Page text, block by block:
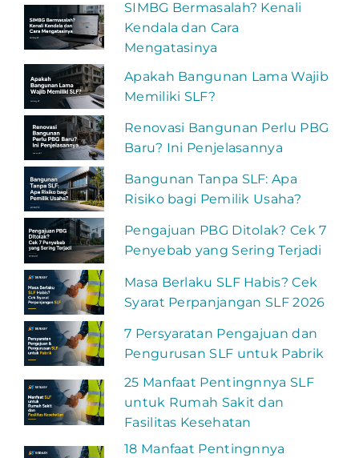
SIMBG Bermasalah? Kenali
Kendala dan Cara
Mengatasinya
Apakah Bangunan Lama Wajib
Memiliki SLF?
Renovasi Bangunan Perlu PBG
Baru? Ini Penjelasannya
Bangunan Tanpa SLF: Apa
Risiko bagi Pemilik Usaha?
Pengajuan PBG Ditolak? Cek 7
Penyebab yang Sering Terjadi
Masa Berlaku SLF Habis? Cek
Syarat Perpanjangan SLF 2026
7 Persyaratan Pengajuan dan
Pengurusan SLF untuk Pabrik
25 Manfaat Pentingnnya SLF
untuk Rumah Sakit dan
Fasilitas Kesehatan
18 Manfaat Pentingnnya